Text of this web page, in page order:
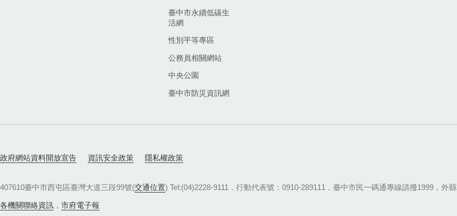
臺中市永續低碳生
活網
性別平等專區
公務員相關網站
中央公園
臺中市防災資訊網
政府網站資料開放宣告 資訊安全政策 隱私權政策
407610臺中市西屯區臺灣大道三段99號(交通位置) Tel:(04)2228-9111．行動代表號：0910-289111，臺中市民一碼通專線請撥1999，外
各機關聯絡資訊 ， 市府電子報